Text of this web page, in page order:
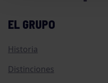
EL GRUPO
Historia
Distinciones